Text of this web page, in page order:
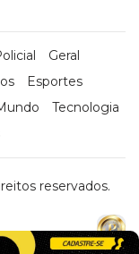
x
Geral
Esportes
Tecnologia
reservados.